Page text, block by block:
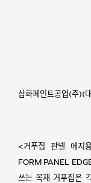
삼화페인트공업(주)(
<거푸집 판넬 에지
FORM PANEL
쓰는 목재 거푸집은